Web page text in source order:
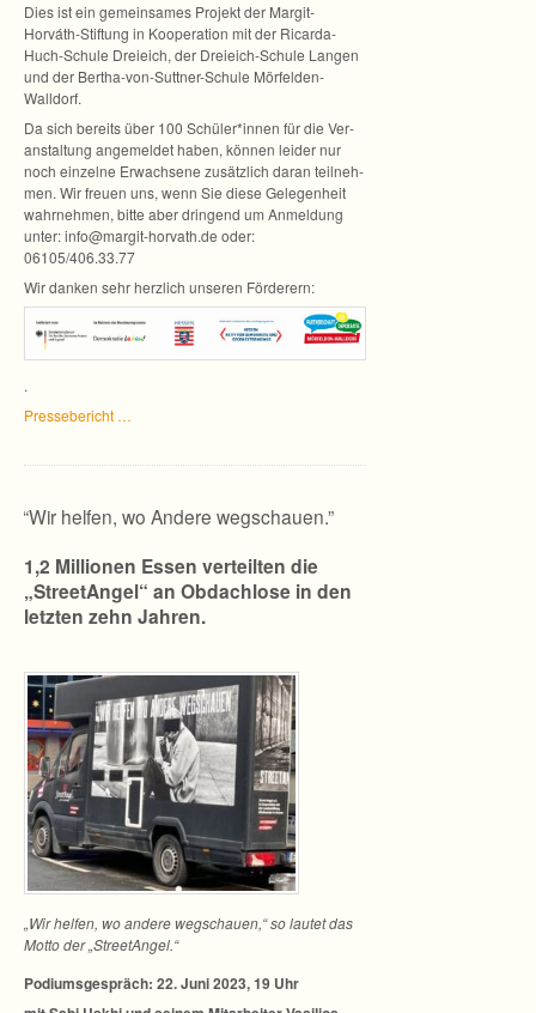
Dies ist ein gemein­sa­mes Pro­jekt der Margit-
Horváth-Stiftung in Koope­ra­tion mit der Ricarda-
Huch-Schule Drei­eich, der Dreieich-Schule Lan­gen
und der Bertha-von-Suttner-Schule Mörfelden-
Walldorf.
Da sich bereits über 100 Schüler*innen für die Ver­
an­stal­tung ange­mel­det haben, kön­nen lei­der nur
noch ein­zelne Erwach­sene zusätz­lich daran teil­neh­
men. Wir freuen uns, wenn Sie diese Gele­gen­heit
wahr­neh­men, bitte aber drin­gend um Anmel­dung
unter: info@margit-horvath.de oder:
06105/406.33.77
Wir dan­ken sehr herz­lich unse­ren Förderern:
.
Pres­se­be­richt …
“Wir helfen, wo Andere wegschauen.”
1,2 Mil­lio­nen Essen ver­teil­ten die
„Stree­tAn­gel“ an Obdach­lose in den
letz­ten zehn Jahren.
„Wir hel­fen, wo andere weg­schauen,“ so lau­tet das
Motto der „StreetAngel.“
Podi­ums­ge­spräch: 22. Juni 2023, 19 Uhr